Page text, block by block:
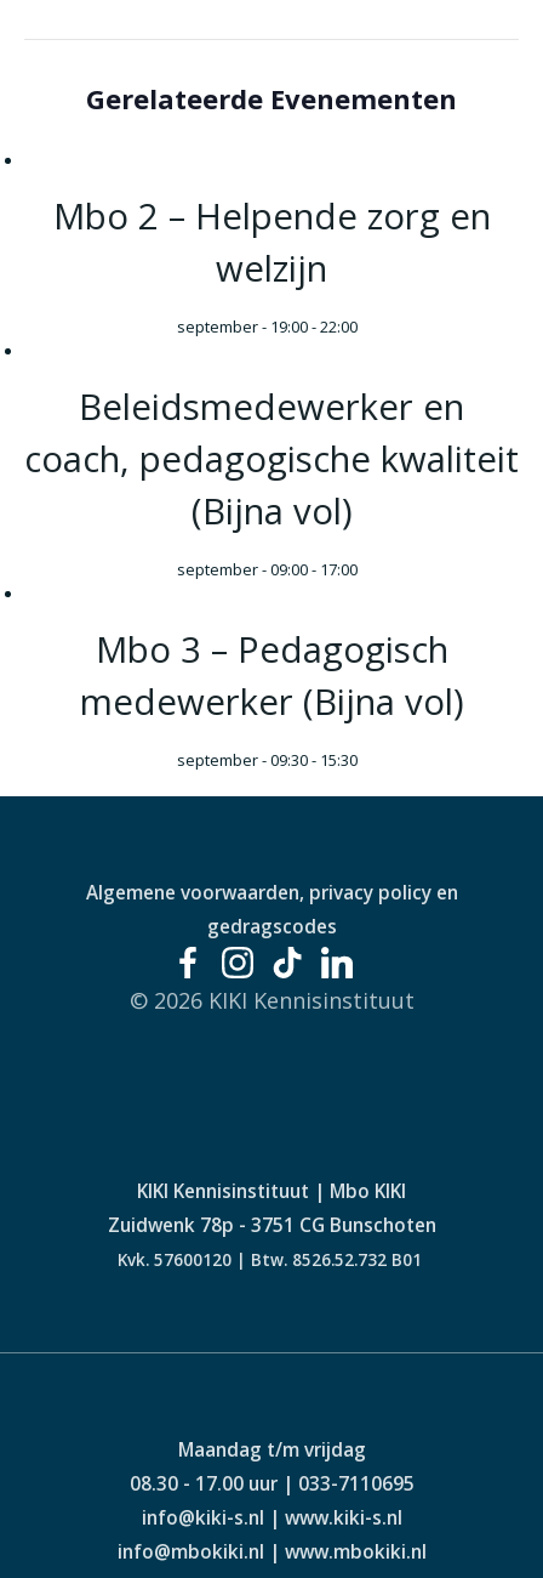
Gerelateerde Evenementen
Mbo 2 – Helpende zorg en
welzijn
september - 19:00-22:00
Beleidsmedewerker en
coach, pedagogische kwaliteit
(Bijna vol)
september - 09:00- 17:00
Mbo 3 – Pedagogisch
medewerker (Bijna vol)
september - 09:30- 15:30
Algemene voorwaarden, privacy policy en
gedragscodes
© 2026 KIKI Kennisinstituut
KIKI Kennisinstituut | Mbo KIKI
Zuidwenk 78p - 3751 CG Bunschoten
Kvk. 57600120 | Btw. 8526.52.732 B01
Maandag t/m vrijdag
08.30 - 17.00 uur | 033-7110695
info@kiki-s.nl | www.kiki-s.nl
info@mbokiki.nl | www.mbokiki.nl